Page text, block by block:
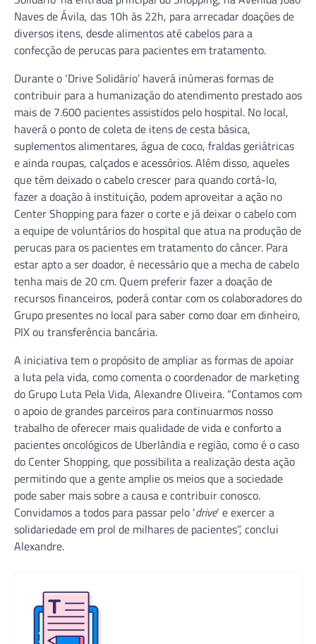
Naves de Ávila, das 10h às 22h, para arrecadar doações de
diversos itens, desde alimentos até cabelos para a
confecção de perucas para pacientes em tratamento.
Durante o ‘Drive Solidário’ haverá inúmeras formas de
contribuir para a humanização do atendimento prestado aos
mais de 7.600 pacientes assistidos pelo hospital. No local,
haverá o ponto de coleta de itens de cesta básica,
suplementos alimentares, água de coco, fraldas geriátricas
e ainda roupas, calçados e acessórios. Além disso, aqueles
que têm deixado o cabelo crescer para quando cortá-lo,
fazer a doação à instituição, podem aproveitar a ação no
Center Shopping para fazer o corte e já deixar o cabelo com
a equipe de voluntários do hospital que atua na produção de
perucas para os pacientes em tratamento do câncer. Para
estar apto a ser doador, é necessário que a mecha de cabelo
tenha mais de 20 cm. Quem preferir fazer a doação de
recursos financeiros, poderá contar com os colaboradores do
Grupo presentes no local para saber como doar em dinheiro,
PIX ou transferência bancária.
A iniciativa tem o propósito de ampliar as formas de apoiar
a luta pela vida, como comenta o coordenador de marketing
do Grupo Luta Pela Vida, Alexandre Oliveira. “Contamos com
o apoio de grandes parceiros para continuarmos nosso
trabalho de oferecer mais qualidade de vida e conforto a
pacientes oncológicos de Uberlândia e região, como é o caso
do Center Shopping, que possibilita a realização desta ação
permitindo que a gente amplie os meios que a sociedade
pode saber mais sobre a causa e contribuir conosco.
Convidamos a todos para passar pelo ‘drive‘ e exercer a
solidariedade em prol de milhares de pacientes”, conclui
Alexandre.